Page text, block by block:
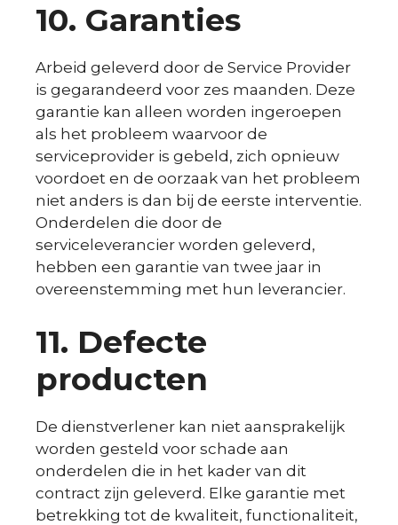
10. Garanties
Arbeid geleverd door de Service Provider
is gegarandeerd voor zes maanden. Deze
garantie kan alleen worden ingeroepen
als het probleem waarvoor de
serviceprovider is gebeld, zich opnieuw
voordoet en de oorzaak van het probleem
niet anders is dan bij de eerste interventie.
Onderdelen die door de
serviceleverancier worden geleverd,
hebben een garantie van twee jaar in
overeenstemming met hun leverancier.
11. Defecte
producten
De dienstverlener kan niet aansprakelijk
worden gesteld voor schade aan
onderdelen die in het kader van dit
contract zijn geleverd. Elke garantie met
betrekking tot de kwaliteit, functionaliteit,